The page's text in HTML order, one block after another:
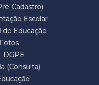
Cadastro)
Escolar
de Educação
DGPE
(Consulta)